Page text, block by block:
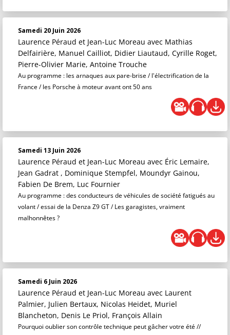
Samedi 20 Juin 2026
Laurence Péraud et Jean-Luc Moreau avec Mathias
Delfairière, Manuel Cailliot, Didier Liautaud, Cyrille Roget,
Pierre-Olivier Marie, Antoine Trouche
Au programme : les arnaques aux pare-brise / l'électrification de la
France / les Porsche à moteur avant ont 50 ans
Samedi 13 Juin 2026
Laurence Péraud et Jean-Luc Moreau avec Éric Lemaire,
Jean Gadrat , Dominique Stempfel, Moundyr Gainou,
Fabien De Brem, Luc Fournier
Au programme : des conducteurs de véhicules de société fatigués au
volant / essai de la Denza Z9 GT / Les garagistes, vraiment
malhonnêtes ?
Samedi 6 Juin 2026
Laurence Péraud et Jean-Luc Moreau avec Laurent
Palmier, Julien Bertaux, Nicolas Heidet, Muriel
Blancheton, Denis Le Priol, François Allain
Pourquoi oublier son contrôle technique peut gâcher votre été //